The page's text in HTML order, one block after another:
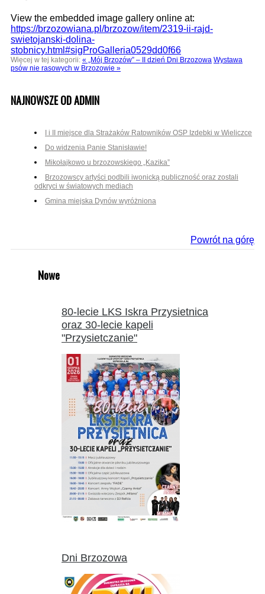
View the embedded image gallery online at:
https://brzozowiana.pl/brzozow/item/2319-ii-rajd-
swietojanski-dolina-
stobnicy.html#sigProGalleria0529dd0f66
Więcej w tej kategorii: « „Mój Brzozów” – II dzień Dni Brzozowa Wystawa
psów nie rasowych w Brzozowie »
NAJNOWSZE OD ADMIN
I i II miejsce dla Strażaków Ratowników OSP Izdebki w Wieliczce
Do widzenia Panie Stanisławie!
Mikołajkowo u brzozowskiego „Kazika”
Brzozowscy artyści podbili iwonicką publiczność oraz zostali
odkryci w światowych mediach
Gmina miejska Dynów wyróżniona
Powrót na górę
Nowe
80-lecie LKS Iskra Przysietnica
oraz 30-lecie kapeli
"Przysietczanie"
Dni Brzozowa